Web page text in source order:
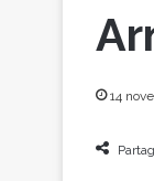
14